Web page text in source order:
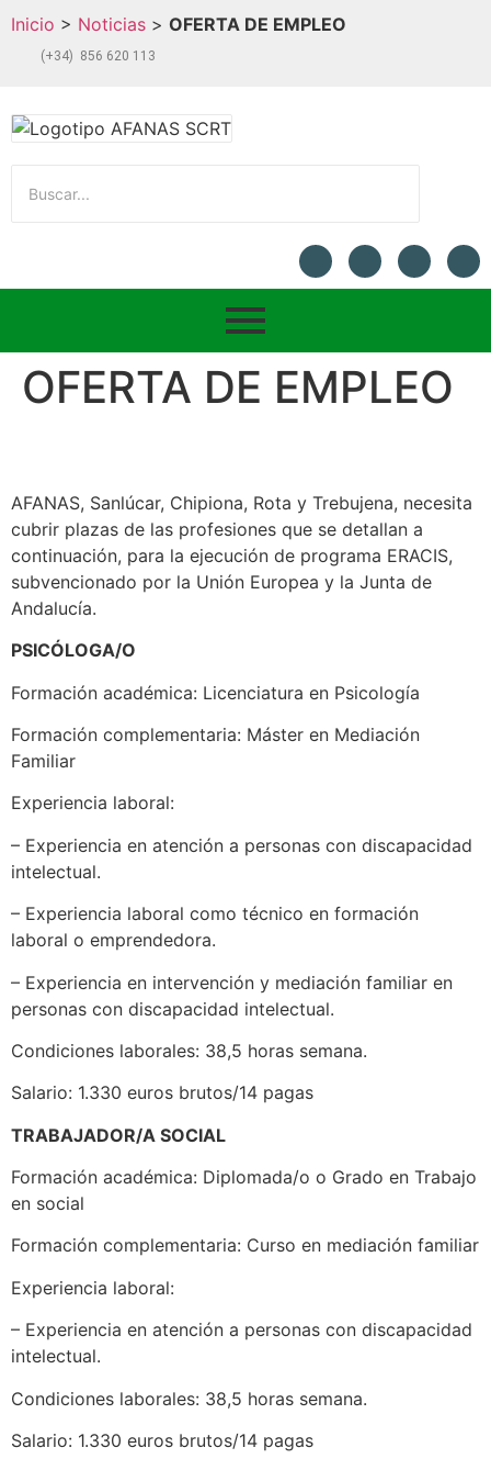
Inicio > Noticias > OFERTA DE EMPLEO
(+34) 856 620 113
OFERTA DE EMPLEO
AFANAS, Sanlúcar, Chipiona, Rota y Trebujena, necesita
cubrir plazas de las profesiones que se detallan a
continuación, para la ejecución de programa ERACIS,
subvencionado por la Unión Europea y la Junta de
Andalucía.
PSICÓLOGA/O
Formación académica: Licenciatura en Psicología
Formación complementaria: Máster en Mediación
Familiar
Experiencia laboral:
– Experiencia en atención a personas con discapacidad
intelectual.
– Experiencia laboral como técnico en formación
laboral o emprendedora.
– Experiencia en intervención y mediación familiar en
personas con discapacidad intelectual.
Condiciones laborales: 38,5 horas semana.
Salario: 1.330 euros brutos/14 pagas
TRABAJADOR/A SOCIAL
Formación académica: Diplomada/o o Grado en Trabajo
en social
Formación complementaria: Curso en mediación familiar
Experiencia laboral:
– Experiencia en atención a personas con discapacidad
intelectual.
Condiciones laborales: 38,5 horas semana.
Salario: 1.330 euros brutos/14 pagas